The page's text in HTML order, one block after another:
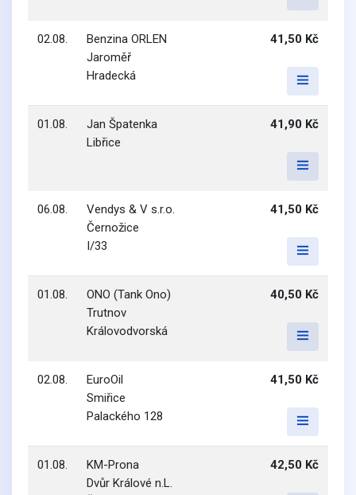
02.08.
Benzina ORLEN
Jaroměř
Hradecká
41,50 Kč
01.08.
Jan Špatenka
Libřice
41,90 Kč
06.08.
Vendys & V s.r.o.
Černožice
I/33
41,50 Kč
01.08.
ONO (Tank Ono)
Trutnov
Královodvorská
40,50 Kč
02.08.
EuroOil
Smiřice
Palackého 128
41,50 Kč
01.08.
KM-Prona
Dvůr Králové n.L.
42,50 Kč